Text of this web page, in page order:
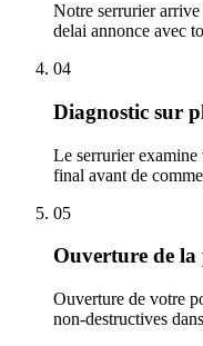
Notre serrurier
delai annonce avec
04
Diagnostic sur
Le serrurier
final avant de
05
Ouverture de la
Ouverture de votre
non-destructives